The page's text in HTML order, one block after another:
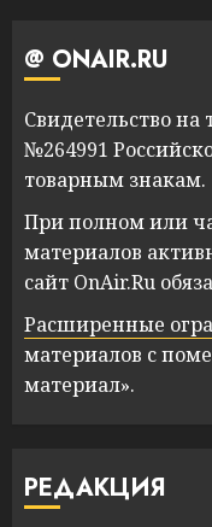
@ ONAIR.RU
Свидетельство
№264991
товарным знакам.
При полном или
материалов
сайт OnAir.Ru
Расширенные
материалов с
материал».
РЕДАКЦИЯ